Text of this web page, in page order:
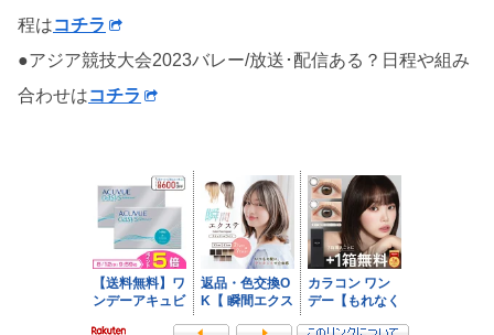
程はコチラ
●アジア競技大会2023バレー/放送･配信ある？日程や組み
合わせはコチラ